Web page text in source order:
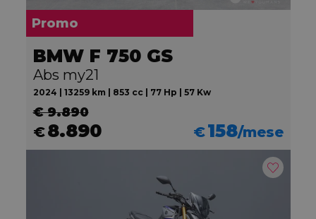
Promo
BMW F 750 GS
Abs my21
2024 | 13259 km | 853 cc | 77 Hp | 57 Kw
€ 9.890
€8.890 €158/mese